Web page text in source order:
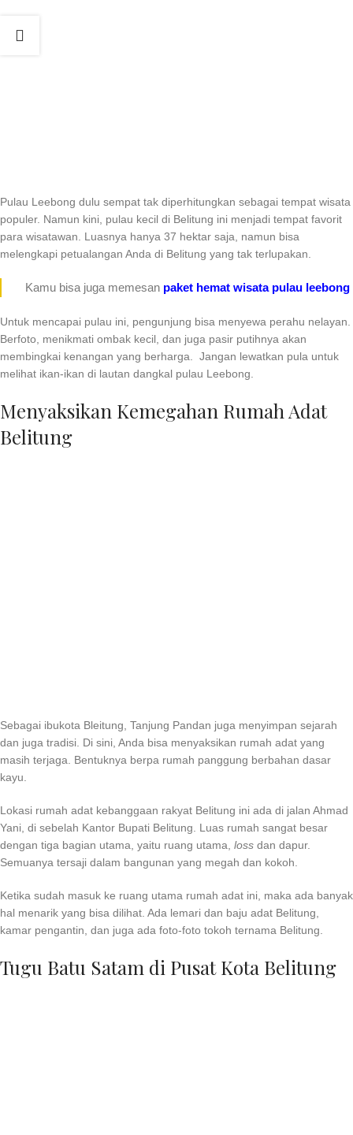
Pulau Leebong dulu sempat tak diperhitungkan sebagai tempat wisata
populer. Namun kini, pulau kecil di Belitung ini menjadi tempat favorit
para wisatawan. Luasnya hanya 37 hektar saja, namun bisa
melengkapi petualangan Anda di Belitung yang tak terlupakan.
Kamu bisa juga memesan paket hemat wisata pulau leebong
Untuk mencapai pulau ini, pengunjung bisa menyewa perahu nelayan.
Berfoto, menikmati ombak kecil, dan juga pasir putihnya akan
membingkai kenangan yang berharga. Jangan lewatkan pula untuk
melihat ikan-ikan di lautan dangkal pulau Leebong.
Menyaksikan Kemegahan Rumah Adat
Belitung
Sebagai ibukota Bleitung, Tanjung Pandan juga menyimpan sejarah
dan juga tradisi. Di sini, Anda bisa menyaksikan rumah adat yang
masih terjaga. Bentuknya berpa rumah panggung berbahan dasar
kayu.
Lokasi rumah adat kebanggaan rakyat Belitung ini ada di jalan Ahmad
Yani, di sebelah Kantor Bupati Belitung. Luas rumah sangat besar
dengan tiga bagian utama, yaitu ruang utama, loss dan dapur.
Semuanya tersaji dalam bangunan yang megah dan kokoh.
Ketika sudah masuk ke ruang utama rumah adat ini, maka ada banyak
hal menarik yang bisa dilihat. Ada lemari dan baju adat Belitung,
kamar pengantin, dan juga ada foto-foto tokoh ternama Belitung.
Tugu Batu Satam di Pusat Kota Belitung